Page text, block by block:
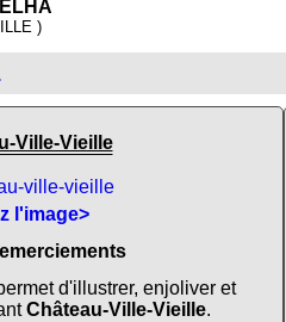
)
Ville-Vieille
l'image>
d'illustrer, enjoliver et
Château-Ville-Vieille.